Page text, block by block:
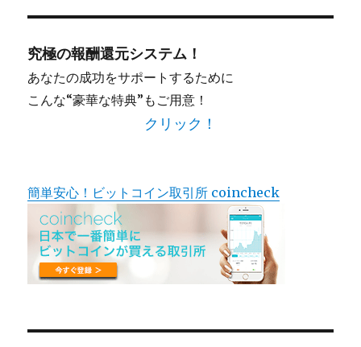
象:
究極の報酬還元システム！
あなたの成功をサポートするために
こんな“豪華な特典”もご用意！
クリック！
簡単安心！ビットコイン取引所 coincheck